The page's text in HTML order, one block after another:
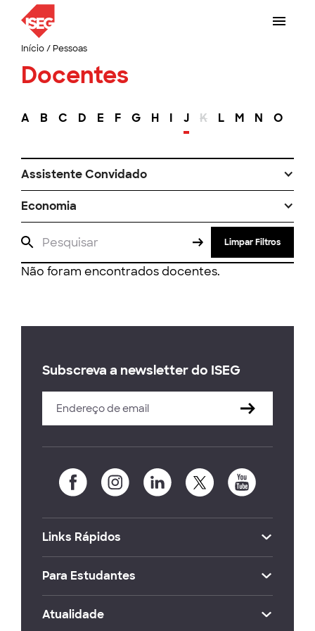
Início/ Pessoas
Docentes
A B C D E F G H I J K L M N O
Assistente Convidado
Economia
Limpar Filtros
Não foram encontrados docentes.
Subscreva a newsletter do ISEG
Links Rápidos
Para Estudantes
Atualidade